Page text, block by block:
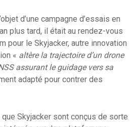
d’une campagne d’essais en
plus tard, il était au rendez-vous
pour le Skyjacker, autre innovation
« altère la trajectoire d’un drone
assurant le guidage vers sa
adapté pour contrer des
Skyjacker sont conçus de sorte